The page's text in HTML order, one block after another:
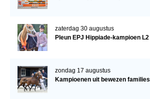
zaterdag 30 augustus
Pleun EPJ Hippiade-kampioen L2
zondag 17 augustus
Kampioenen uit bewezen families